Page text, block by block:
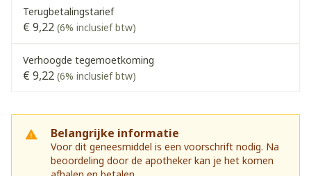
Terugbetalingstarief
€ 9,22 (6% inclusief btw)
Verhoogde tegemoetkoming
€ 9,22 (6% inclusief btw)
Belangrijke informatie
Voor dit geneesmiddel is een voorschrift nodig. Na
beoordeling door de apotheker kan je het komen